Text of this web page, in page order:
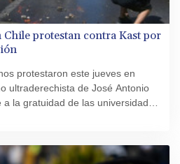
Chile protestan contra Kast por
protestaron este jueves en
ultraderechista de José Antonio
la gratuidad de las universidades
del Ministerio de